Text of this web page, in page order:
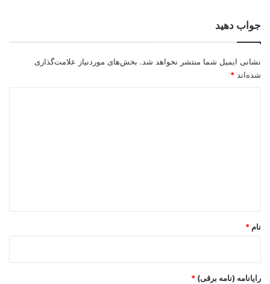
جواب دهید
نشانی ایمیل شما منتشر نخواهد شد. بخش‌های موردنیاز علامت‌گذاری
شده‌اند *
نام *
رایانامه (نامه برقی) *